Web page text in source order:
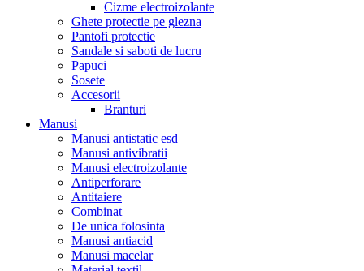
Cizme electroizolante
Ghete protectie pe glezna
Pantofi protectie
Sandale si saboti de lucru
Papuci
Sosete
Accesorii
Branturi
Manusi
Manusi antistatic esd
Manusi antivibratii
Manusi electroizolante
Antiperforare
Antitaiere
Combinat
De unica folosinta
Manusi antiacid
Manusi macelar